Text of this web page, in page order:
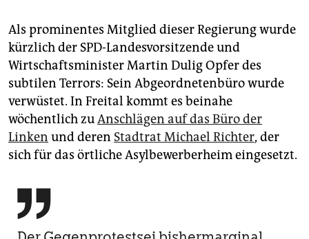
Als prominentes Mitglied dieser Regierung wurde
kürzlich der SPD-Landesvorsitzende und
Wirtschaftsminister Martin Dulig Opfer des
subtilen Terrors: Sein Abgeordnetenbüro wurde
verwüstet. In Freital kommt es beinahe
wöchentlich zuAnschlägen auf das Büro der
Linken und deren Stadtrat Michael Richter, der
sich für das örtliche Asylbewerberheim eingesetzt.
